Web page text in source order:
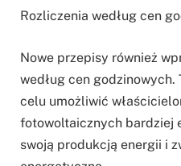
Rozliczenia według cen
Nowe przepisy również
według cen godzinowych.
celu umożliwić
fotowoltaicznych bardziej
swoją produkcją energii i